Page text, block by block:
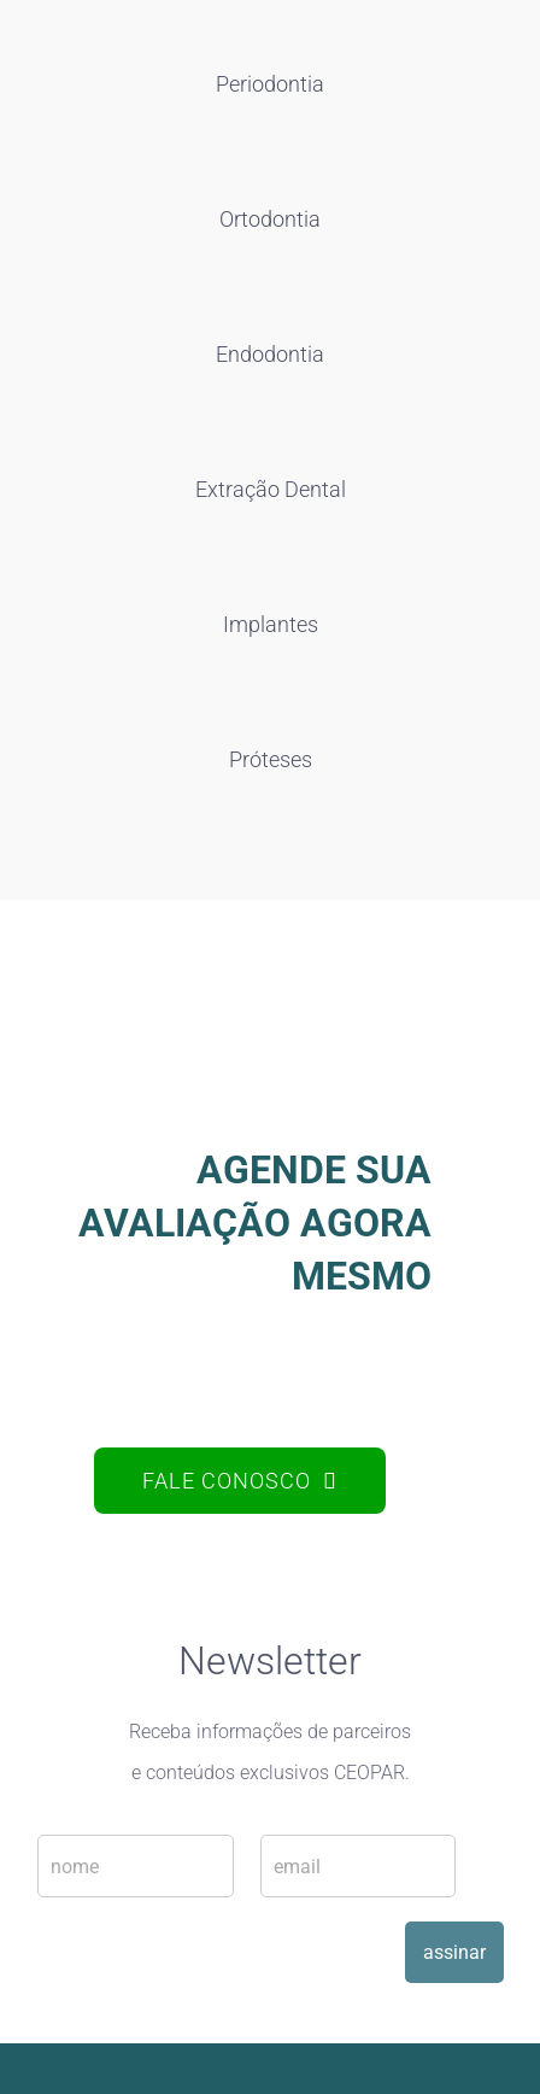
Periodontia
Ortodontia
Endodontia
Extração Dental
Implantes
Próteses
AGENDE SUA
AVALIAÇÃO AGORA
MESMO
FALE CONOSCO
Newsletter
Receba informações de parceiros
e conteúdos exclusivos CEOPAR.
N
m
E
m
assinar